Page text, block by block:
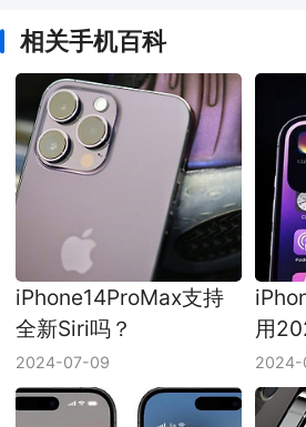
相关手机百科
iPhone14ProMax支持
全新Siri吗？
2024-07-09
用
吗？